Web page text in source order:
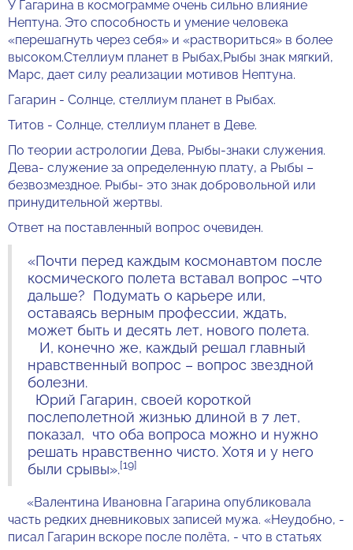
У Гагарина в космограмме очень сильно влияние
Нептуна. Это способность и умение человека
«перешагнуть через себя» и «раствориться» в более
высоком.Стеллиум планет в Рыбах,Рыбы знак мягкий,
Марс, дает силу реализации мотивов Нептуна.
Гагарин - Солнце, стеллиум планет в Рыбах.
Титов - Солнце, стеллиум планет в Деве.
По теории астрологии Дева, Рыбы-знаки служения.
Дева- служение за определенную плату, а Рыбы –
безвозмездное. Рыбы- это знак добровольной или
принудительной жертвы.
Ответ на поставленный вопрос очевиден.
«Почти перед каждым космонавтом после
космического полета вставал вопрос –что
дальше? Подумать о карьере или,
оставаясь верным профессии, ждать,
может быть и десять лет, нового полета.
И, конечно же, каждый решал главный
нравственный вопрос – вопрос звездной
болезни.
Юрий Гагарин, своей короткой
послеполетной жизнью длиной в 7 лет,
показал, что оба вопроса можно и нужно
решать нравственно чисто. Хотя и у него
были срывы».[19]
«Валентина Ивановна Гагарина опубликовала
часть редких дневниковых записей мужа. «Неудобно, -
писал Гагарин вскоре после полёта, - что в статьях